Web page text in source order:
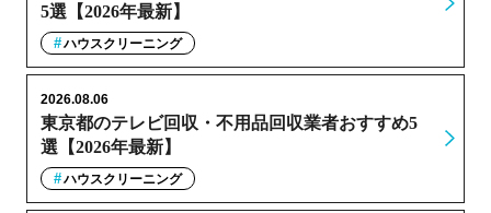
5選【2026年最新】
ハウスクリーニング
東京都のテレビ回収・不用品回収業者おすすめ5
選【2026年最新】
2026.08.06
ハウスクリーニング